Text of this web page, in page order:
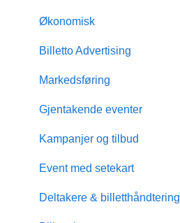
Økonomisk
Billetto Advertising
Markedsføring
Gjentakende eventer
Kampanjer og tilbud
Event med setekart
Deltakere & billetthåndtering